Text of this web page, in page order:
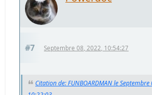
#7 Septembre 08, 2022, 10:54:27
Citation de: FUNBOARDMAN le